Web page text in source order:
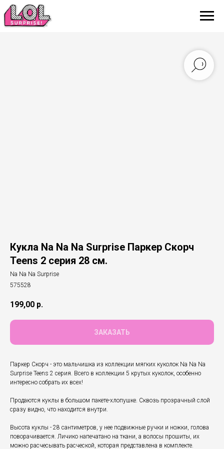
Кукла Na Na Na Surprise Паркер Скорч
Teens 2 серия 28 см.
Na Na Na Surprise
575528
199,00 р.
ЗАКАЗАТЬ
Паркер Скорч - это мальчишка из коллекции мягких куколок Na Na Na
Surprise Teens 2 серия. Всего в коллекции 5 крутых куколок, особенно
интересно собрать их всех!
Продаются куклы в большом пакете-хлопушке. Сквозь прозрачный слой
сразу видно, что находится внутри.
Высота куклы - 28 сантиметров, у нее подвижные ручки и ножки, голова
поворачивается. Личико напечатано на ткани, а волосы прошиты, их
можно расчесывать расческой, которая представлена в комплекте.